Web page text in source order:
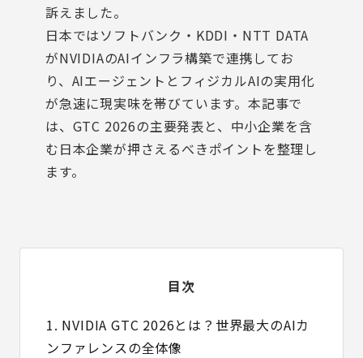
訴えました。
日本ではソフトバンク・KDDI・NTT DATA
がNVIDIAのAIインフラ構築で連携してお
り、AIエージェントとフィジカルAIの実用化
が急速に現実味を帯びています。本記事で
は、GTC 2026の主要発表と、中小企業を含
む日本企業が押さえるべきポイントを整理し
ます。
目次
1. NVIDIA GTC 2026とは？世界最大のAIカ
ンファレンスの全体像